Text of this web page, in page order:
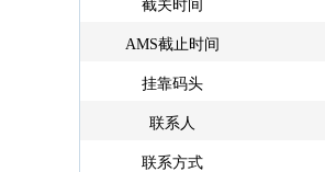
截关时间
AMS截止时间
挂靠码头
联系人
联系方式